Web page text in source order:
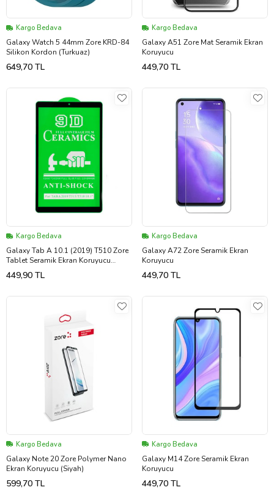
Kargo Bedava
Galaxy Watch 5 44mm Zore KRD-84
Silikon Kordon (Turkuaz)
649,70 TL
Kargo Bedava
Galaxy A51 Zore Mat Seramik Ekran
Koruyucu
449,70 TL
Kargo Bedava
Galaxy Tab A 10.1 (2019) T510 Zore
Tablet Seramik Ekran Koruyucu
(Siyah)
449,90 TL
Kargo Bedava
Galaxy A72 Zore Seramik Ekran
Koruyucu
449,70 TL
Kargo Bedava
Galaxy Note 20 Zore Polymer Nano
Ekran Koruyucu (Siyah)
599,70 TL
Kargo Bedava
Galaxy M14 Zore Seramik Ekran
Koruyucu
449,70 TL